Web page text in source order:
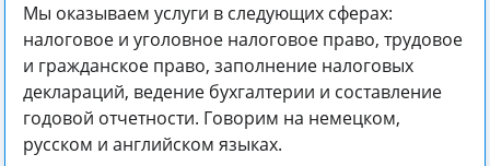
Мы оказываем услуги в следующих сферах:
налоговое и уголовное налоговое право, трудовое
и гражданское право, заполнение налоговых
деклараций, ведение бухгалтерии и составление
годовой отчетности. Говорим на немецком,
русском и английском языках.